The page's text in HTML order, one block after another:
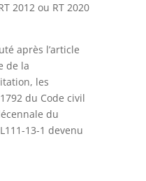
2012 ou RT 2020
après l’article
de la
les
du Code civil
du
13-1 devenu